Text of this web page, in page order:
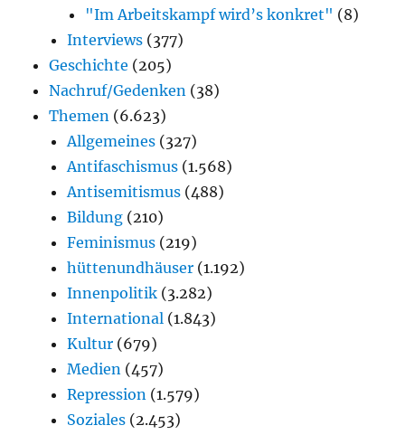
"Im Arbeitskampf wird’s konkret" (8)
Interviews (377)
Geschichte (205)
Nachruf/Gedenken (38)
Themen (6.623)
Allgemeines (327)
Antifaschismus (1.568)
Antisemitismus (488)
Bildung (210)
Feminismus (219)
hüttenundhäuser (1.192)
Innenpolitik (3.282)
International (1.843)
Kultur (679)
Medien (457)
Repression (1.579)
Soziales (2.453)